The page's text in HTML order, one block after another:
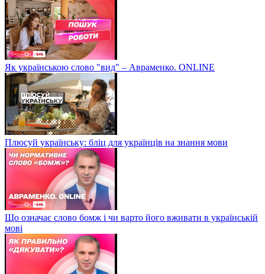
Як українською слово "вид" – Авраменко. ONLINE
Плюсуй українську: бліц для українців на знання мови
Що означає слово бомж і чи варто його вживати в українській
мові